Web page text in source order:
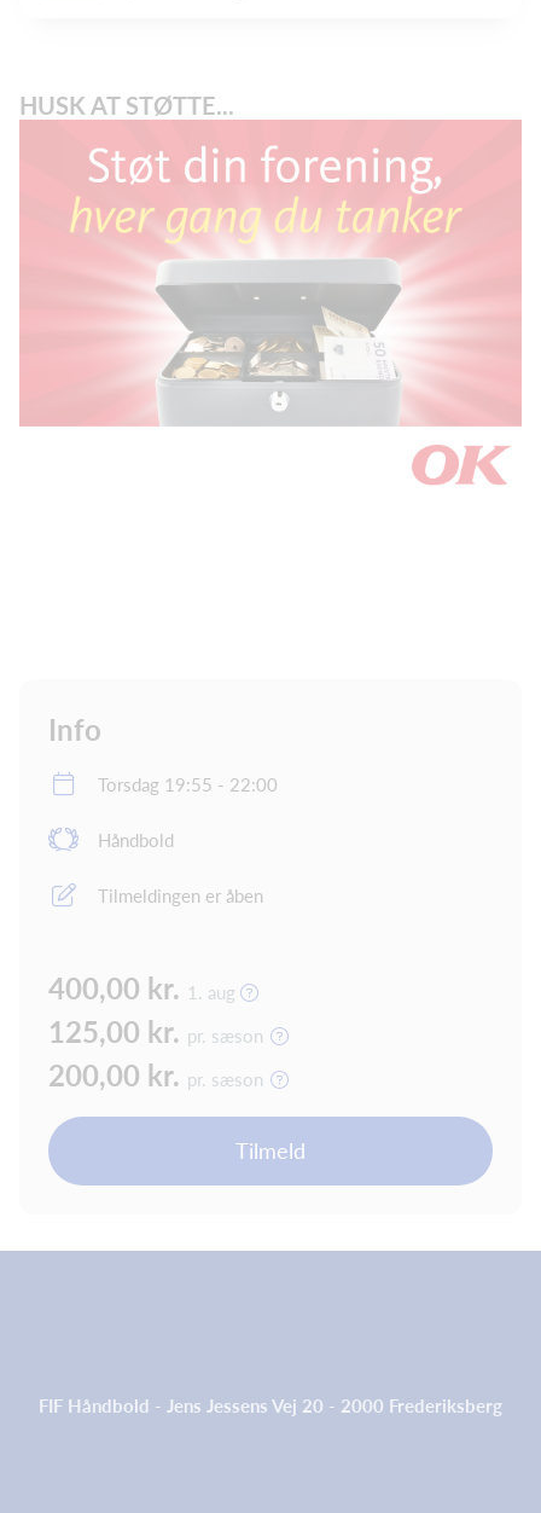
HUSK AT STØTTE...
Info
Torsdag 19:55 - 22:00
Håndbold
Tilmeldingen er åben
400,00 kr. 1. aug
125,00 kr. pr. sæson
200,00 kr. pr. sæson
Tilmeld
FIF Håndbold - Jens Jessens Vej 20 - 2000 Frederiksberg